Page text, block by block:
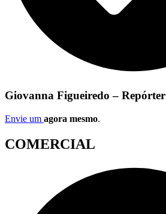
Giovanna Figueiredo – Repórter
Envie um agora mesmo.
COMERCIAL